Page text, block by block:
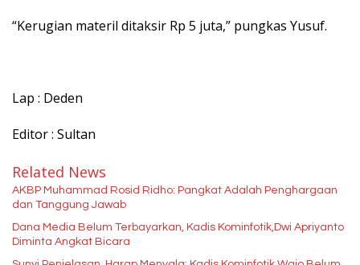
“Kerugian materil ditaksir Rp 5 juta,” pungkas Yusuf.
Lap : Deden
Editor : Sultan
Related News
AKBP Muhammad Rosid Ridho: Pangkat Adalah Penghargaan
dan Tanggung Jawab
Dana Media Belum Terbayarkan, Kadis Kominfotik,Dwi Apriyanto
Diminta Angkat Bicara